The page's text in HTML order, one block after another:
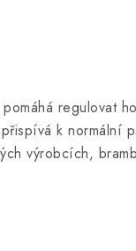
regulovat
k normální
výrobcích,